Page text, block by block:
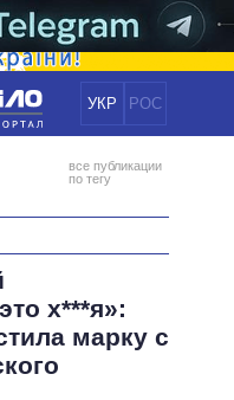
УКР РОС
все публикации
по тегу
х***я»:
марку с